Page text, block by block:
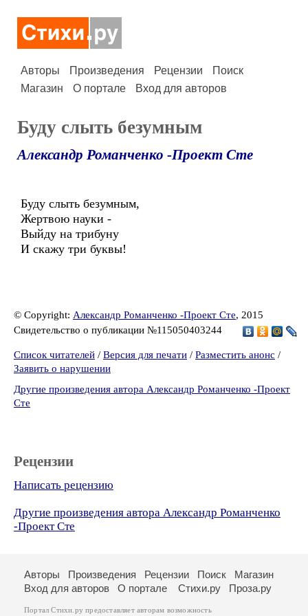
Авторы Произведения Рецензии
Поиск
Магазин
О портале Вход для авторов
Буду слыть безумным
Александр Романченко -Проект Сте
Буду слыть безумным,
Жертвою науки -
Выйду на трибуну
И скажу три буквы!
© Copyright: Александр Романченко -Проект Сте, 2015
Свидетельство о публикации №115050403244
Список читателей / Версия для печати / Разместить анонс /
Заявить о нарушении
Другие произведения автора Александр Романченко -Проект
Сте
Рецензии
Написать рецензию
Другие произведения автора Александр Романченко
-Проект Сте
Авторы Произведения Рецензии Поиск
Магазин
Вход для авторов
О портале Стихи.ру Проза.ру
Портал Стихи.ру предоставляет авторам возможность